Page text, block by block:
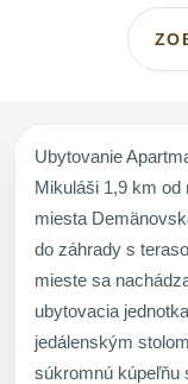
Ubytovanie
Mikuláši 1,9 km od
miesta
do záhrady s
mieste sa
ubytovacia
jedálenským
súkromnú kúpeľňu